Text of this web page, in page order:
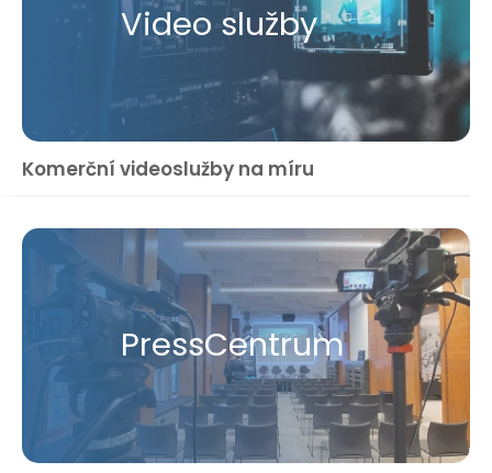
Video služby
Komerční videoslužby na míru
Press​Centrum